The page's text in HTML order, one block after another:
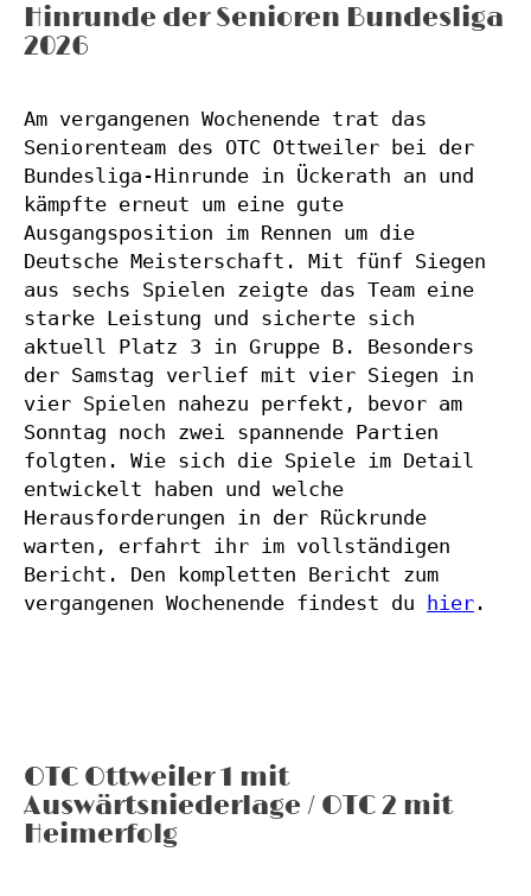
Hinrunde der Senioren Bundesliga
2026
Am vergangenen Wochenende trat das
Seniorenteam des OTC Ottweiler bei der
Bundesliga-Hinrunde in Ückerath an und
kämpfte erneut um eine gute
Ausgangsposition im Rennen um die
Deutsche Meisterschaft. Mit fünf Siegen
aus sechs Spielen zeigte das Team eine
starke Leistung und sicherte sich
aktuell Platz 3 in Gruppe B. Besonders
der Samstag verlief mit vier Siegen in
vier Spielen nahezu perfekt, bevor am
Sonntag noch zwei spannende Partien
folgten. Wie sich die Spiele im Detail
entwickelt haben und welche
Herausforderungen in der Rückrunde
warten, erfahrt ihr im vollständigen
Bericht. Den kompletten Bericht zum
vergangenen Wochenende findest du
hier .
OTC Ottweiler 1 mit
Auswärtsniederlage / OTC 2 mit
Heimerfolg